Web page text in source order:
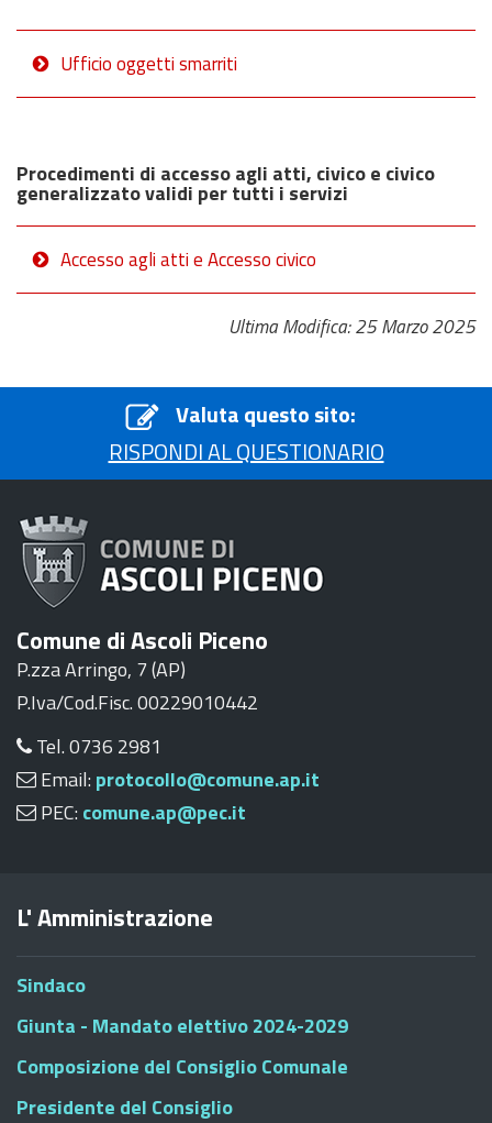
Ufficio oggetti smarriti
Procedimenti di accesso agli atti, civico e civico
generalizzato validi per tutti i servizi
Accesso agli atti e Accesso civico
Ultima Modifica: 25 Marzo 2025
Valuta questo sito:
RISPONDI AL QUESTIONARIO
Comune di Ascoli Piceno
P.zza Arringo, 7 (AP)
P.Iva/Cod.Fisc. 00229010442
Tel. 0736 2981
Email: protocollo@comune.ap.it
PEC: comune.ap@pec.it
L' Amministrazione
Sindaco
Giunta - Mandato elettivo 2024-2029
Composizione del Consiglio Comunale
Presidente del Consiglio